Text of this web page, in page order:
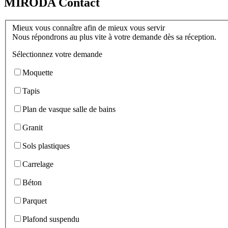
Mieux vous connaître afin de mieux vous servir
Nous répondrons au plus vite à votre demande dès sa réception.
Sélectionnez votre demande
Moquette
Tapis
Plan de vasque salle de bains
Granit
Sols plastiques
Carrelage
Béton
Parquet
Plafond suspendu